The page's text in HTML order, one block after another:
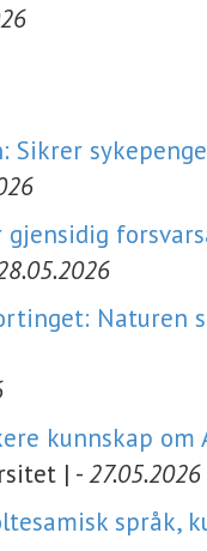
Sikrer
Naturen
kunnskap om
| -27.05.2026
språk,